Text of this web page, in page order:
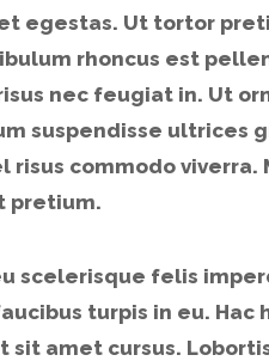
egestas. Ut tortor
rhoncus est
nec feugiat in. Ut
suspendisse ultrices
risus commodo
pretium.
scelerisque felis
turpis in eu.
sit amet cursus.